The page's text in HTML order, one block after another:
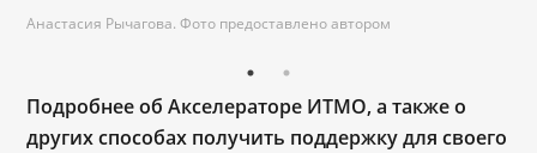
Анастасия Рычагова. Фото предоставлено автором
Подробнее об Акселераторе ИТМО, а также о
других способах получить поддержку для своего